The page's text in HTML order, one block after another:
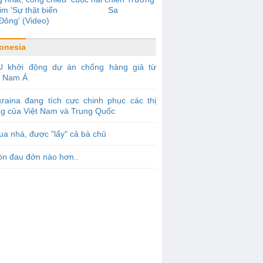
'Sự thật biển
(Video)
Sa
khởi động dự án chống hàng giả từ
Á
đang tích cực chinh phục các thị
của Việt Nam và Trung Quốc
nhà, được "lấy" cả bà chủ
đau đớn nào hơn..